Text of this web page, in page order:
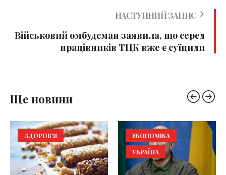
НАСТУПНИЙ ЗАПИС
Військовий омбудсман заявила, що серед
працівників ТЦК вже є суїциди
Ще новини
ЗДОРОВ'Я
ЕКОНОМІКА
УКРАЇНА